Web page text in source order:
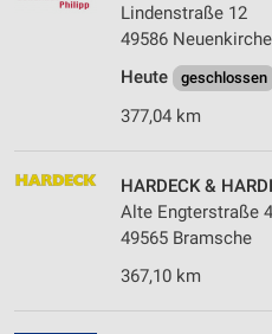
Lindenstraße 12
49586
Heute
geschlossen
377,04 km
HARDECK &
Alte Engterstraße 4
49565 Bramsche
367,10 km